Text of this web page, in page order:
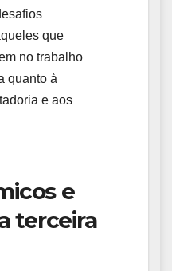
que
no trabalho
quanto à
e aos
e
terceira